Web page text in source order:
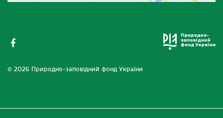
© 2026 Природно-заповідний фонд України